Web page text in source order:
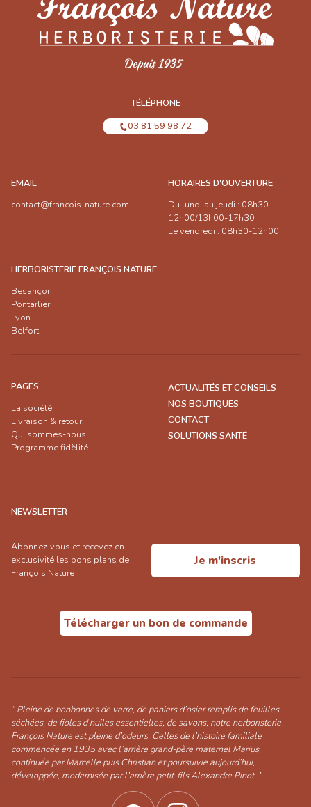
TÉLÉPHONE
03 81 59 98 72
EMAIL
contact@francois-nature.com
HORAIRES D'OUVERTURE
Du lundi au jeudi : 08h30-
12h00/13h00-17h30
Le vendredi : 08h30-12h00
HERBORISTERIE FRANÇOIS NATURE
Besançon
Pontarlier
Lyon
Belfort
PAGES
La société
Livraison & retour
Qui sommes-nous
Programme fidèlité
ACTUALITÉS ET CONSEILS
NOS BOUTIQUES
CONTACT
SOLUTIONS SANTÉ
NEWSLETTER
Abonnez-vous et recevez en
exclusivité les bons plans de
François Nature
Je m'inscris
Télécharger un bon de commande
“ Pleine de bonbonnes de verre, de paniers d’osier remplis de feuilles
séchées, de fioles d’huiles essentielles, de savons, notre herboristerie
François Nature est pleine d’odeurs. Celles de l’histoire familiale
commencée en 1935 avec l’arrière grand-père maternel Marius,
continuée par Marcelle puis Christian et poursuivie aujourd’hui,
développée, modernisée par l’arrière petit-fils Alexandre Pinot. ”